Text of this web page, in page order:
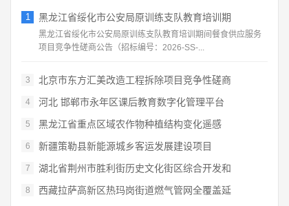
1 黑龙江省绥化市公安局原训练支队教育培训期
黑龙江省绥化市公安局原训练支队教育培训期间餐食供应服务
项目竞争性磋商公告（招标编号：2026‑SS‑...
3 北京市东方汇美改造工程拆除项目竞争性磋商
4 河北 邯郸市永年区课后教育数字化管理平台
5 黑龙江省重点区域农作物种植结构变化遥感
6 新疆策勒县新能源城乡客运发展建设项目
7 湖北省荆州市胜利街历史文化街区综合开发和
8 西藏拉萨高新区热玛岗街道燃气管网全覆盖延